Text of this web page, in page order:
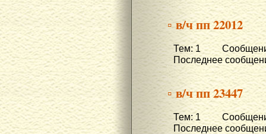
▫ в/ч пп 22012
Тем: 1
Последнее
▫ в/ч пп 23447
Тем: 1
Последнее